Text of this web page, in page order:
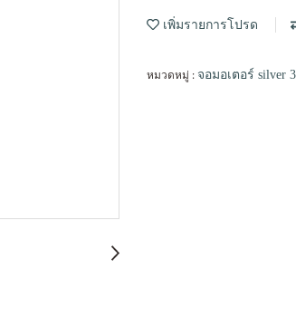
เพิ่มรายการโปรด
หมวดหมู่ : จอมอเตอร์ silver